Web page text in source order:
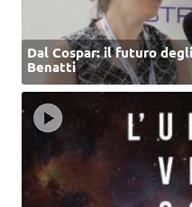
Dal Cospar: il futuro
Benatti